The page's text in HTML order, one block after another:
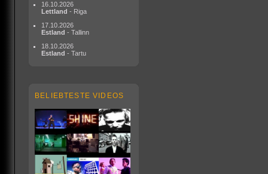
16.10.2026
Lettland - Riga
17.10.2026
Estland - Tallinn
18.10.2026
Estland - Tartu
BELIEBTESTE VIDEOS